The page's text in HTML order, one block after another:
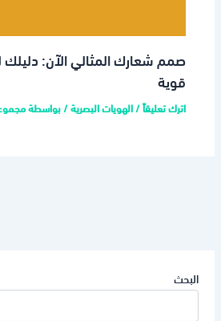
صمم شعارك المثالي الآن: دليلك
قوية
اترك تعليقاً/الهويات البصرية/ بواسطة
البحث